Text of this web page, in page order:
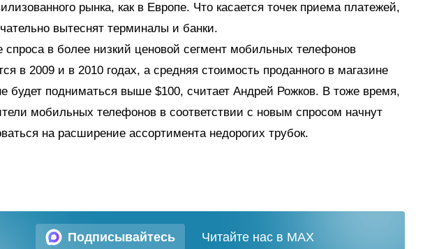
рынка, как в Европе. Что касается точек приема платежей,
вытеснят терминалы и банки.
в более низкий ценовой сегмент мобильных телефонов
в 2009 и в 2010 годах, а средняя стоимость проданного в магазине
будет подниматься выше $100, считает Андрей Рожков. В тоже время,
мобильных телефонов в соответствии с новым спросом начнут
на расширение ассортимента недорогих трубок.
Подписывайтесь Читайте нас в MAX